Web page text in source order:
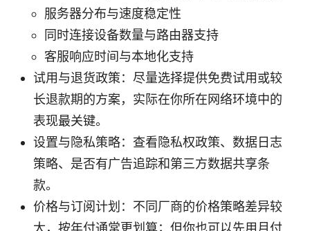
服务器分布与速度稳定性
同时连接设备数量与路由器支持
客服响应时间与本地化支持
试用与退货政策：尽量选择提供免费试用或较
长退款期的方案，实际在你所在网络环境中的
表现最关键。
设置与隐私策略：查看隐私权政策、数据日志
策略、是否有广告追踪和第三方数据共享条
款。
价格与订阅计划：不同厂商的价格策略差异较
大，按年付通常更划算；但你也可以先用月付